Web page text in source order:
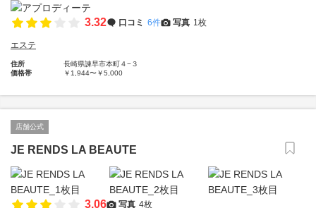
3.32 口コミ 6件 写真 1枚
エステ
住所
長崎県諫早市本町４−３
価格帯
￥1,944〜￥5,000
店舗公式
JE RENDS LA BEAUTE
3.06 写真 4枚